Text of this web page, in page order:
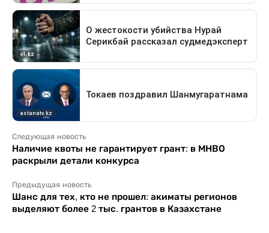
Следующая новость
Наличие квоты не гарантирует грант: в МНВО
раскрыли детали конкурса
Предыдущая новость
Шанс для тех, кто не прошел: акиматы регионов
выделяют более 2 тыс. грантов в Казахстане